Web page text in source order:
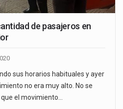
de pasajeros en
sus horarios habituales y ayer
no era muy alto. No se
el movimiento…